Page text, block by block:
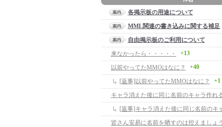
各掲示板の用途について
MML関連の書き込みに関する補足
自由掲示板のご利用について
来なかったら・・・・・
+13
以前やってたMMOはなに？ +40
[返事]以前やってたMMOはなに？ +1
キャラ消えた後に同じ名前のキャラ作れ
[返事]キャラ消えた後に同じ名前のキ
皆さん安易に名前を晒すのは控えましょ